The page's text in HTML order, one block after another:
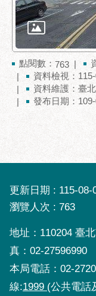
台
北
服
務
通
常
見
答
雙
彙
情
系
政
點閱數： 763
資料檢視：
資料維護：臺
發布日期：
更新日期
115-08-
瀏覽人次
763
地址：110204 臺
真：02-27596990
本局電話：02-
線:1999 (公共電話